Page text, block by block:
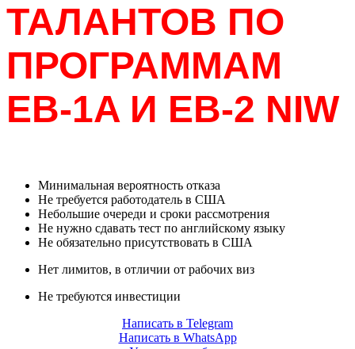
ТАЛАНТОВ ПО
ПРОГРАММАМ
EB-1A И EB-2 NIW
Минимальная вероятность отказа
Не требуется работодатель в США
Небольшие очереди и сроки рассмотрения
Не нужно сдавать тест по английскому языку
Не обязательно присутствовать в США
Нет лимитов, в отличии от рабочих виз
Не требуются инвестиции
Написать в Telegram
Написать в WhatsApp